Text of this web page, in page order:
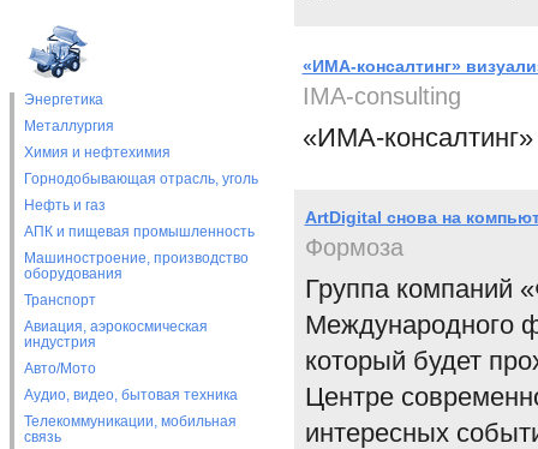
Энергетика
Металлургия
Химия и нефтехимия
Горнодобывающая отрасль, уголь
Нефть и газ
АПК и пищевая промышленность
Машиностроение, производство
оборудования
Транспорт
Авиация, аэрокосмическая
индустрия
Авто/Мото
Аудио, видео, бытовая техника
Телекоммуникации, мобильная
связь
«ИМА-консалтинг»
IMA-consulting
«ИМА-
ArtDigital снова на
Формоза
Группа компаний
Международного
который будет
Центре
интересных